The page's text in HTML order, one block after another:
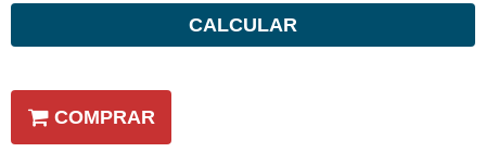
CALCULAR
COMPRAR